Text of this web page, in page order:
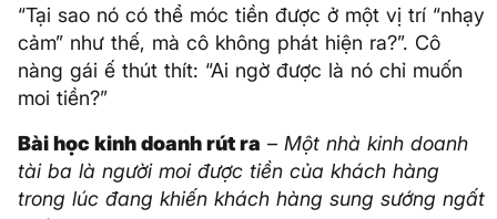
“Tại sao nó có thể móc tiền được ở một vị trí “nhạy
cảm” như thế, mà cô không phát hiện ra?”. Cô
nàng gái ế thút thít: “Ai ngờ được là nó chỉ muốn
moi tiền?”
Bài học kinh doanh rút ra – Một nhà kinh doanh
tài ba là người moi được tiền của khách hàng
trong lúc đang khiến khách hàng sung sướng ngất